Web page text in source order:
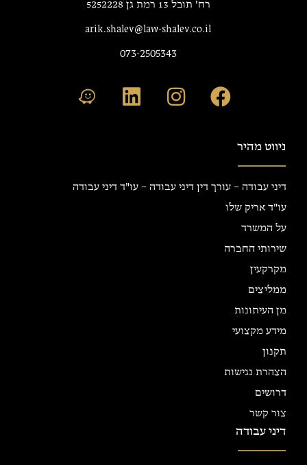
רח' תובל 13 רמת גן 5252228
arik.shalev@law-shalev.co.il
073-2505343
ניווט מהיר
דיני עבודה – עורך דין דיני עבודה – עו"ד דיני עבודה
עו"ד אריק שלו
על המשרד
שירותי החברה
מקרקעין
ממליצים
מן העיתונות
מידע מקצועי
תקנון
הצהרת נגישות
דרושים
צור קשר
דיני עבודה